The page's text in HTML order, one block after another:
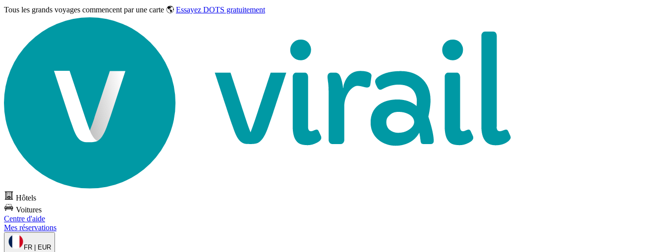
Tous les grands voyages commencent par une carte 🌎 Essayez DOTS gratuitement
Hôtels
Voitures
Centre d'aide
Mes réservations
FR | EUR